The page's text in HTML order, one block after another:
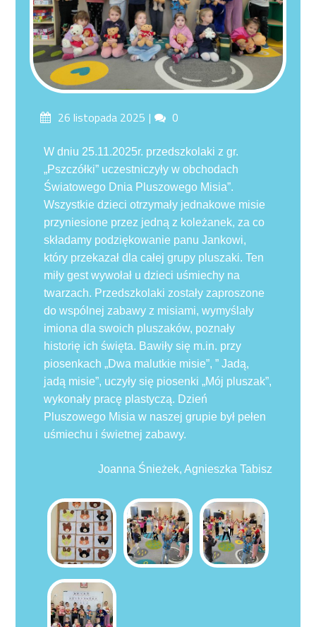
Posted26 listopada 2025 Comments
0
W dniu 25.11.2025r. przedszkolaki z gr.
„Pszczółki” uczestniczyły w obchodach
Światowego Dnia Pluszowego Misia”.
Wszystkie dzieci otrzymały jednakowe misie
przyniesione przez jedną z koleżanek, za co
składamy podziękowanie panu Jankowi,
który przekazał dla całej grupy pluszaki. Ten
miły gest wywołał u dzieci uśmiechy na
twarzach. Przedszkolaki zostały zaproszone
do wspólnej zabawy z misiami, wymyślały
imiona dla swoich pluszaków, poznały
historię ich święta. Bawiły się m.in. przy
piosenkach „Dwa malutkie misie”, ” Jadą,
jadą misie”, uczyły się piosenki „Mój pluszak”,
wykonały pracę plastyczą. Dzień
Pluszowego Misia w naszej grupie był pełen
uśmiechu i świetnej zabawy.
Joanna Śnieżek, Agnieszka Tabisz